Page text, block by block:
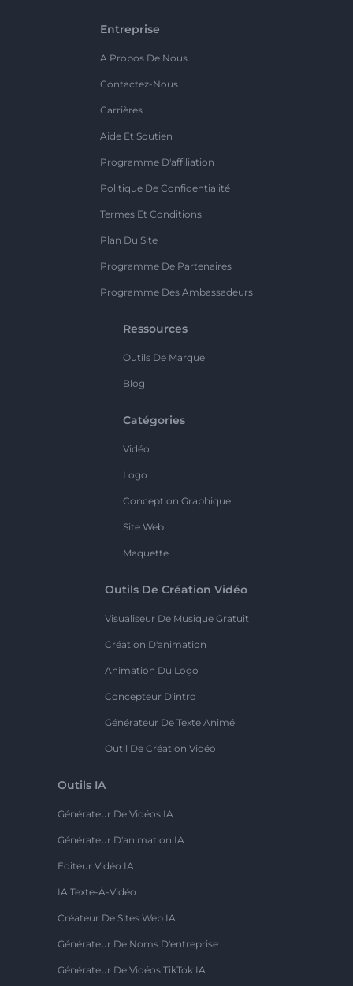
Entreprise
A Propos De Nous
Contactez-Nous
Carrières
Aide Et Soutien
Programme D'affiliation
Politique De Confidentialité
Termes Et Conditions
Plan Du Site
Programme De Partenaires
Programme Des Ambassadeurs
Ressources
Outils De Marque
Blog
Catégories
Vidéo
Logo
Conception Graphique
Site Web
Maquette
Outils De Création Vidéo
Visualiseur De Musique Gratuit
Création D'animation
Animation Du Logo
Concepteur D'intro
Générateur De Texte Animé
Outil De Création Vidéo
Outils IA
Générateur De Vidéos IA
Générateur D'animation IA
Éditeur Vidéo IA
IA Texte-À-Vidéo
Créateur De Sites Web IA
Générateur De Noms D'entreprise
Générateur De Vidéos TikTok IA